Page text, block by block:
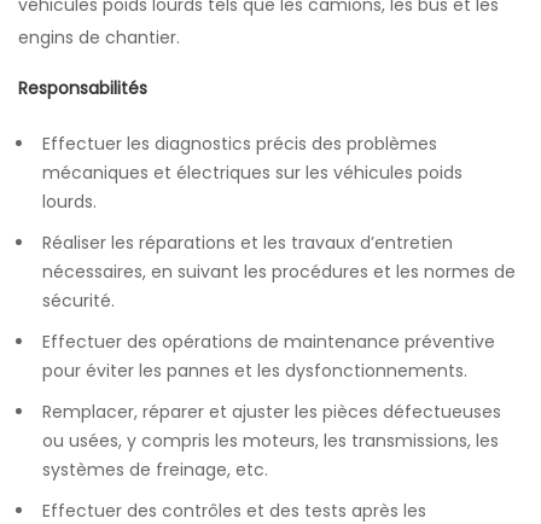
véhicules poids lourds tels que les camions, les bus et les
engins de chantier.
Responsabilités
Effectuer les diagnostics précis des problèmes
mécaniques et électriques sur les véhicules poids
lourds.
Réaliser les réparations et les travaux d’entretien
nécessaires, en suivant les procédures et les normes de
sécurité.
Effectuer des opérations de maintenance préventive
pour éviter les pannes et les dysfonctionnements.
Remplacer, réparer et ajuster les pièces défectueuses
ou usées, y compris les moteurs, les transmissions, les
systèmes de freinage, etc.
Effectuer des contrôles et des tests après les